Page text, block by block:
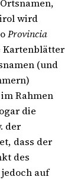
wird
Provincia
Kartenblätter
(und
Rahmen
die
der
dass der
des
auf